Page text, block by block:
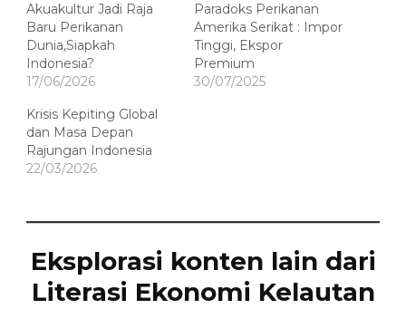
Akuakultur Jadi Raja
Baru Perikanan
Dunia,Siapkah
Indonesia?
17/06/2026
Paradoks Perikanan
Amerika Serikat : Impor
Tinggi, Ekspor
Premium
30/07/2025
Krisis Kepiting Global
dan Masa Depan
Rajungan Indonesia
22/03/2026
Eksplorasi konten lain dari
Literasi Ekonomi Kelautan